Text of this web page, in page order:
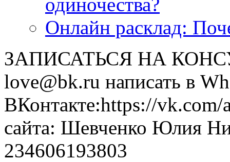
Онлайн расклад:
ЗАПИСАТЬСЯ НА
love@bk.ru написать в
ВКонтакте:https://
сайта: Шевченко Юлия
234606193803